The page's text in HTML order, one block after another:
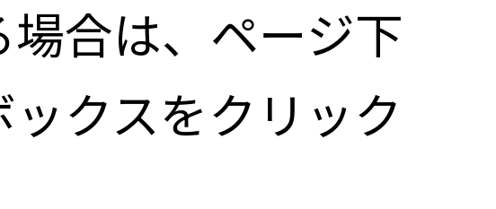
合は、ページ下
クスをクリック